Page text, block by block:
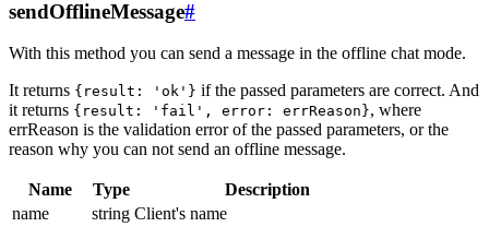
sendOfflineMessage#
With this method you can send a message in the offline chat mode.
It returns {result: 'ok'} if the passed parameters are correct. And
it returns {result: 'fail', error: errReason}, where
errReason is the validation error of the passed parameters, or the
reason why you can not send an offline message.
Name Type
Description
name
string Client's name